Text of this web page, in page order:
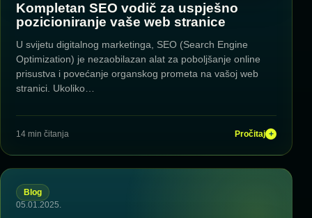
Kompletan SEO vodič za uspješno
pozicioniranje vaše web stranice
U svijetu digitalnog marketinga, SEO (Search Engine
Optimization) je nezaobilazan alat za poboljšanje online
prisustva i povećanje organskog prometa na vašoj web
stranici. Ukoliko…
14 min čitanja Pročitaj +
Blog
05.01.2025.